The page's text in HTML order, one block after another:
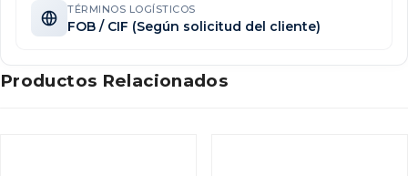
TÉRMINOS LOGÍSTICOS
FOB / CIF (Según solicitud del cliente)
Productos Relacionados